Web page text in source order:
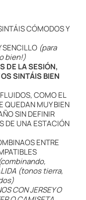
CÓMODOS Y
SENCILLO (para
bien!)
DE LA SESIÓN,
SINTÁIS BIEN
COMO EL
QUEDAN MUY BIEN
SIN DEFINIR
DE UNA ESTACIÓN
ENTRE
(tonos tierra,
CON JERSEY O